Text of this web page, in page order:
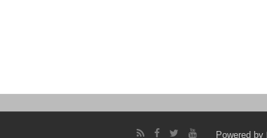
Powered by